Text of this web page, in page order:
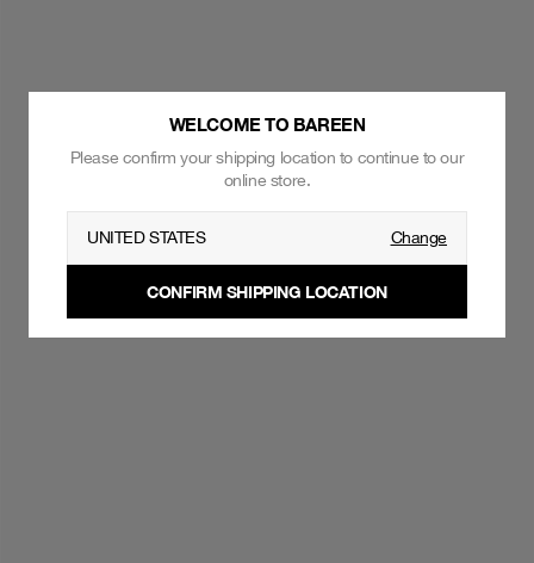
WELCOME TO BAREEN
Please confirm your shipping location to continue to our
online store.
UNITED STATES Change
CONFIRM SHIPPING LOCATION